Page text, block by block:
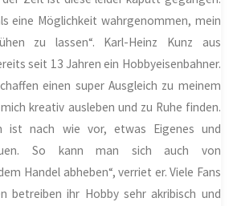
eine Möglichkeit wahrgenommen, mein
zu lassen“. Karl-Heinz Kunz aus
seit 13 Jahren ein Hobbyeisenbahner.
einen super Ausgleich zu meinem
kreativ ausleben und zu Ruhe finden.
ist nach wie vor, etwas Eigenes und
So kann man sich auch von
Handel abheben“, verriet er. Viele Fans
betreiben ihr Hobby sehr akribisch und